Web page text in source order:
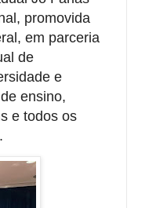
promovida
em parceria
de
e
ensino,
e todos os